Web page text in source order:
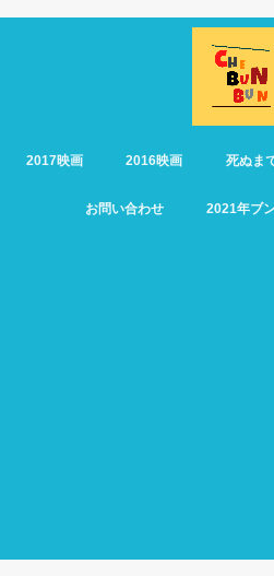
2017映画 2016映画 死ぬま
お問い合わせ 2021年ブ